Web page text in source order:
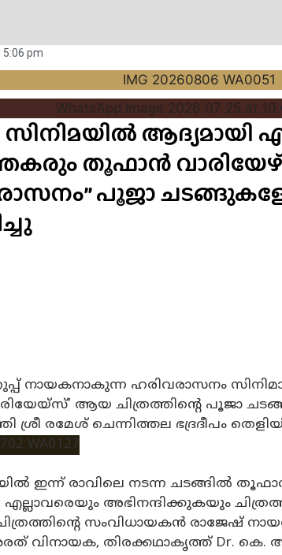
5:06 pm
ആദ്യമായി
തൂഫാൻ
പൂജാ
നായകനാകുന്ന ഹരിവരാസനം
ആയ ചിത്രത്തിന്റെ പൂജാ
ശ്രീ രമേശ് ചെന്നിത്തല ഭദ്രദീപം
ഇന്ന്‌ രാവിലെ നടന്ന ചടങ്ങിൽ
എല്ലാവരെയും അഭിനന്ദിക്കുകയും
സംവിധായകൻ രാജേഷ്
വിനായക, തിരക്കഥാകൃത്ത് Dr. കെ.